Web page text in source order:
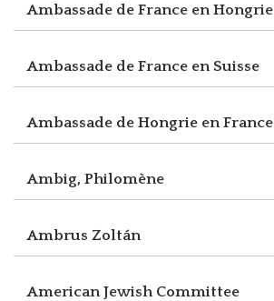
Ambassade de France en Hongrie
Ambassade de France en Suisse
Ambassade de Hongrie en France
Ambig, Philomène
Ambrus Zoltán
American Jewish Committee